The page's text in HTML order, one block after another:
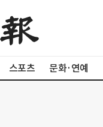
스포츠 문화·연예